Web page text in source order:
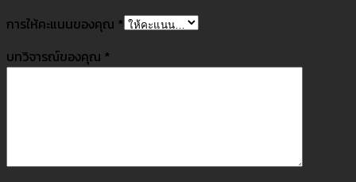
การให้คะแนนของคุณ *
บทวิจารณ์ของคุณ *